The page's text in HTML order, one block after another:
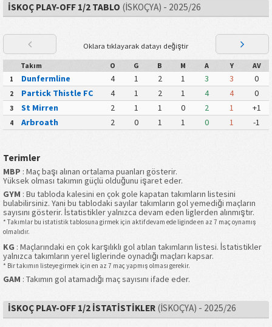
İSKOÇ PLAY-OFF 1/2 TABLO (İSKOÇYA) - 2025/26
Oklara tıklayarak datayı değiştir
Takım O G B M A Y AV
1 Dunfermline 4 1 2 1 3 3 0
2 Partick Thistle FC 4 1 2 1 4 4 0
3 St Mirren 2 1 1 0 2 1 +1
4 Arbroath 2 0 1 1 0 1 -1
Terimler
MBP : Maç başı alınan ortalama puanları gösterir.
Yüksek olması takımın güçlü olduğunu işaret eder.
GYM : Bu tabloda kalesini en çok gole kapatan takımların listesini
bulabilirsiniz. Yani bu tablodaki sayılar takımların gol yemediği maçların
sayısını gösterir. İstatistikler yalnızca devam eden liglerden alınmıştır.
* Takımlar bu istatistik tablosuna girmek için aktif devam ede liginde en az 7 maç oynamış
olmalıdır.
KG : Maçlarındaki en çok karşılıklı gol atılan takımların listesi. İstatistikler
yalnızca takımların yerel liglerinde oynadığı maçları kapsar.
* Bir takımın listeye girmek için en az 7 maç yapmış olması gerekir.
GAM : Takımın gol atamadığı maç sayısını ifade eder.
İSKOÇ PLAY-OFF 1/2 İSTATISTIKLER(İSKOÇYA) - 2025/26